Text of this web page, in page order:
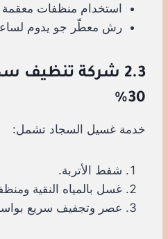
استخدام منظفات معقمة
رش معطّر جو يدوم
2.3 شركة تنظيف
30%
خدمة غسيل السجاد تشمل:
شفط الأتربة.
غسل بالمياه النقية
عصر وتجفيف سريع